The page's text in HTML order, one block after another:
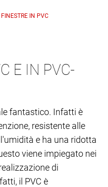
FINESTRE IN PVC
E IN PVC-
fantastico. Infatti è
resistente alle
e ha una ridotta
viene impiegato nei
di
il PVC è